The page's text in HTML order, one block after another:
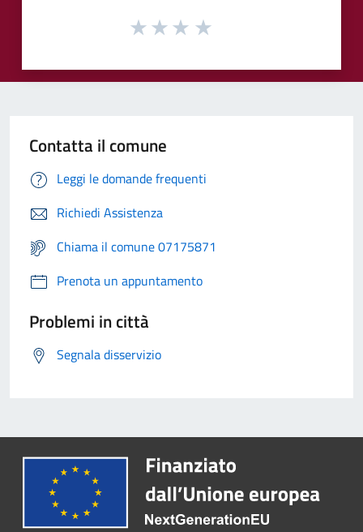
Contatta il comune
Leggi le domande frequenti
Richiedi Assistenza
Chiama il comune 07175871
Prenota un appuntamento
Problemi in città
Segnala disservizio